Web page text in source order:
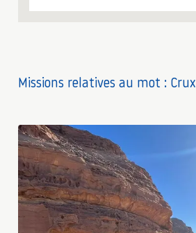
Missions relatives au mot : Crux